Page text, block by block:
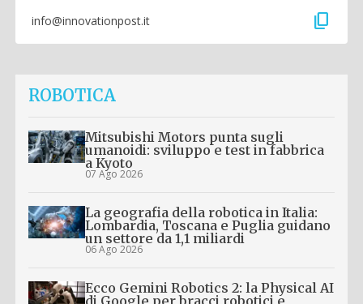
info@innovationpost.it content_copy
ROBOTICA
Mitsubishi Motors punta sugli
umanoidi: sviluppo e test in fabbrica
a Kyoto
07 Ago 2026
La geografia della robotica in Italia:
Lombardia, Toscana e Puglia guidano
un settore da 1,1 miliardi
06 Ago 2026
Ecco Gemini Robotics 2: la Physical AI